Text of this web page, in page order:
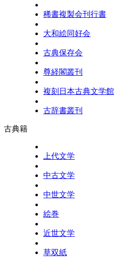
稀書複製会刊行書
大和絵同好会
古典保存会
尊経閣叢刊
複刻日本古典文学館
古辞書叢刊
古典籍
上代文学
中古文学
中世文学
絵巻
近世文学
草双紙